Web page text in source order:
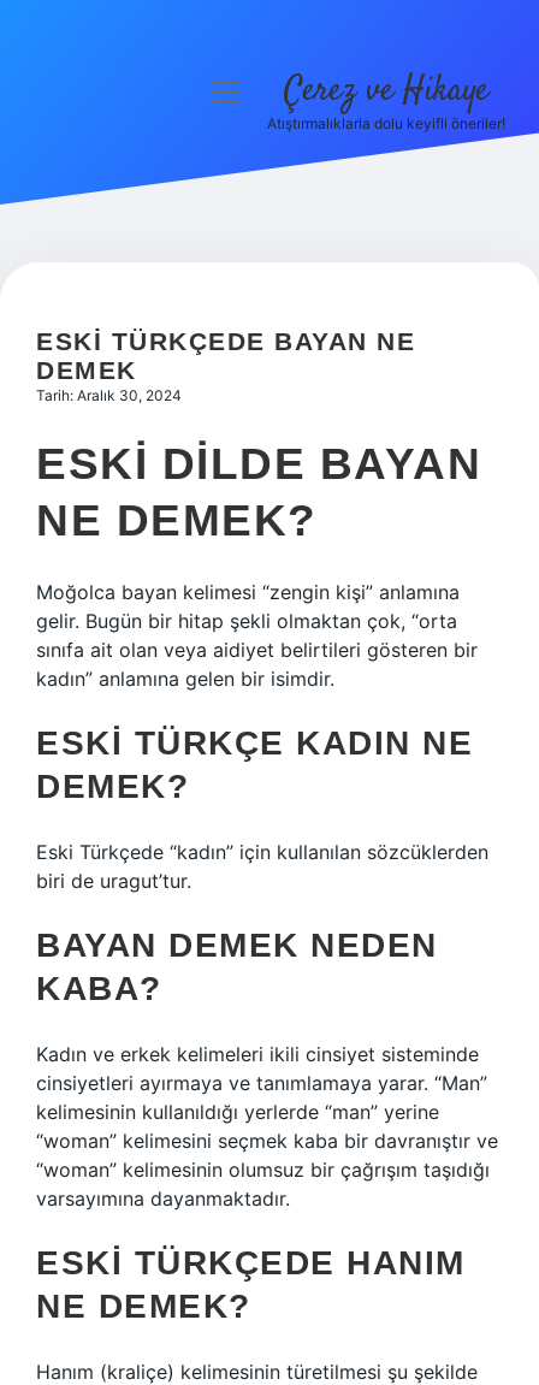
Hakkımızda
menüyü Çerez ve Hikaye
Atıştırmalıklarla dolu keyifli öneriler!
ESKI TÜRKÇEDE BAYAN NE
DEMEK
Tarih: Aralık 30, 2024
ESKI DILDE BAYAN
NE DEMEK?
Moğolca bayan kelimesi “zengin kişi” anlamına
gelir. Bugün bir hitap şekli olmaktan çok, “orta
sınıfa ait olan veya aidiyet belirtileri gösteren bir
kadın” anlamına gelen bir isimdir.
ESKI TÜRKÇE KADIN NE
DEMEK?
Eski Türkçede “kadın” için kullanılan sözcüklerden
biri de uragut’tur.
BAYAN DEMEK NEDEN
KABA?
Kadın ve erkek kelimeleri ikili cinsiyet sisteminde
cinsiyetleri ayırmaya ve tanımlamaya yarar. “Man”
kelimesinin kullanıldığı yerlerde “man” yerine
“woman” kelimesini seçmek kaba bir davranıştır ve
“woman” kelimesinin olumsuz bir çağrışım taşıdığı
varsayımına dayanmaktadır.
ESKI TÜRKÇEDE HANIM
NE DEMEK?
Hanım (kraliçe) kelimesinin türetilmesi şu şekilde